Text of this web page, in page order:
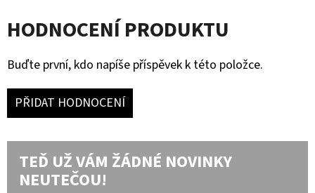
HODNOCENÍ PRODUKTU
Buďte první, kdo napíše příspěvek k této položce.
PŘIDAT HODNOCENÍ
TEĎ UŽ VÁM ŽÁDNÉ NOVINKY
NEUTEČOU!